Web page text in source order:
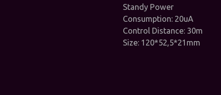
Standy Power
Consumption: 20uA
Control Distance: 30m
Size: 120*52,5*21mm